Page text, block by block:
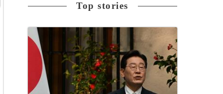
Top stories